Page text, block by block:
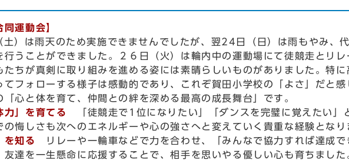
運動会】
は雨天のため実施できませんでしたが、翌24日（日）は雨もやみ、
うことができました。２６日（火）は輪内中の運動場にて徒競走とリ
たちが真剣に取り組みを進める姿には素晴らしいものがありました。特
てフォローする様子は感動的であり、これぞ賀田小学校の「よさ」だと
心と体を育て、仲間との絆を深める最高の成長舞台」です。
力」を育てる
「徒競走で1位になりたい」「ダンスを完璧に覚えたい」
の悔しさも次へのエネルギーや心の強さへと変えていく貴重な経験となり
を知る
リレーや一輪車などで力を合わせ、「みんなで協力すれば達成
達を一生懸命に応援することで、相手を思いやる優しい心も育ちました